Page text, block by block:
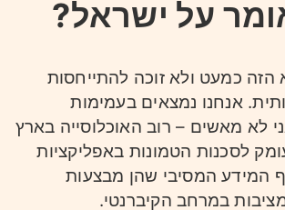
על ישראל?
הזה כמעט ולא זוכה להתייחסות
אנחנו נמצאים בעמימות
לא מאשים – רוב האוכלוסייה בארץ
לסכנות הטמונות באפליקציות
המידע המסיבי שהן מבצעות
במרחב הקיברנטי.